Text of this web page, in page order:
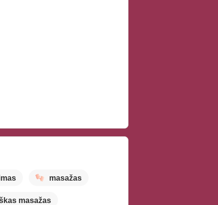
masažas
masažas